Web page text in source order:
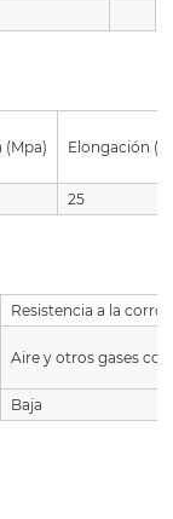
(Mpa) Elongación
25
Resistencia a la
Aire y otros gases
Baja